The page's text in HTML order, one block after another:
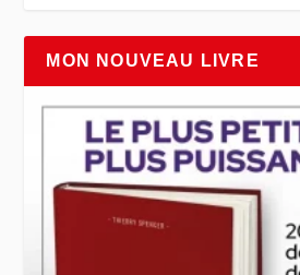
MON NOUVEAU LIVRE